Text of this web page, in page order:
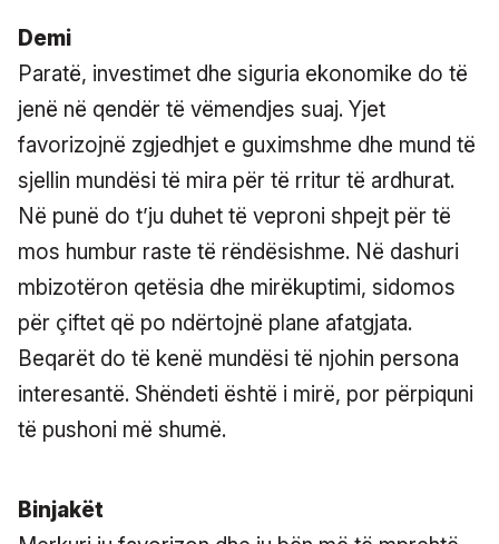
Demi
Paratë, investimet dhe siguria ekonomike do të
jenë në qendër të vëmendjes suaj. Yjet
favorizojnë zgjedhjet e guximshme dhe mund të
sjellin mundësi të mira për të rritur të ardhurat.
Në punë do t’ju duhet të veproni shpejt për të
mos humbur raste të rëndësishme. Në dashuri
mbizotëron qetësia dhe mirëkuptimi, sidomos
për çiftet që po ndërtojnë plane afatgjata.
Beqarët do të kenë mundësi të njohin persona
interesantë. Shëndeti është i mirë, por përpiquni
të pushoni më shumë.
Binjakët